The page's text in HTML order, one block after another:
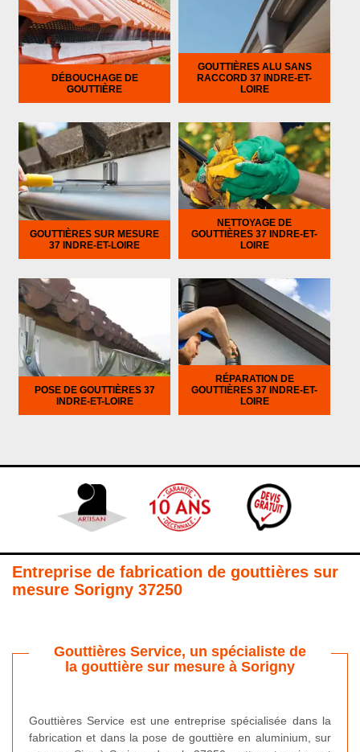
DÉBOUCHAGE DE
GOUTTIÈRE
GOUTTIÈRES ALU SANS
RACCORD 37 INDRE-ET-
LOIRE
GOUTTIÈRES SUR MESURE
37 INDRE-ET-LOIRE
NETTOYAGE DE
GOUTTIÈRES 37 INDRE-ET-
LOIRE
POSE DE GOUTTIÈRES 37
INDRE-ET-LOIRE
RÉPARATION DE
GOUTTIÈRES 37 INDRE-ET-
LOIRE
Entreprise de fabrication de gouttières sur
mesure Sorigny 37250
Gouttières Service, un spécialiste de
la gouttière sur mesure à Sorigny
Gouttières Service est une entreprise spécialisée dans la
fabrication et dans la pose de gouttière en aluminium, sur